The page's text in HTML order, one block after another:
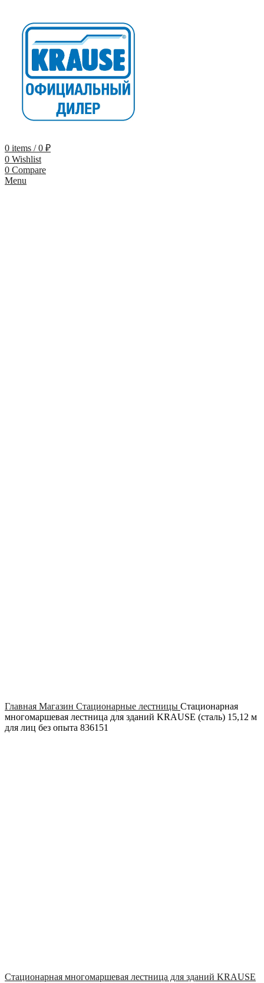
0 items / 0 ₽
0 Wishlist
0 Compare
Menu
Главная Магазин Стационарные лестницы Стационарная
многомаршевая лестница для зданий KRAUSE (сталь) 15,12 м
для лиц без опыта 836151
Стационарная многомаршевая лестница для зданий KRAUSE